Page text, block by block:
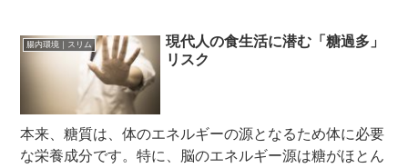
腸内環境｜スリム
現代人の食生活に潜む「糖過多」
リスク
本来、糖質は、体のエネルギーの源となるため体に必要
な栄養成分です。特に、脳のエネルギー源は糖がほとん